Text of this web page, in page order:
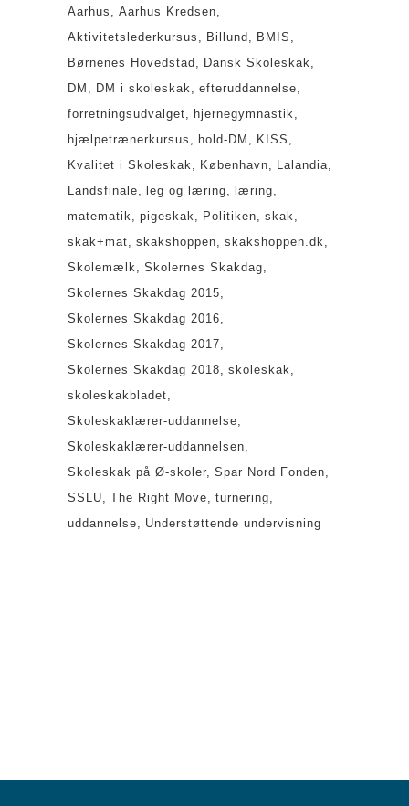
Aarhus
Aarhus Kredsen
Aktivitetslederkursus
Billund
BMIS
Børnenes Hovedstad
Dansk Skoleskak
DM
DM i skoleskak
efteruddannelse
forretningsudvalget
hjernegymnastik
hjælpetrænerkursus
hold-DM
KISS
Kvalitet i Skoleskak
København
Lalandia
Landsfinale
leg og læring
læring
matematik
pigeskak Politiken
skak
skak+mat
skakshoppen
skakshoppen.dk
Skolemælk
Skolernes Skakdag
Skolernes Skakdag 2015
Skolernes Skakdag 2016
Skolernes Skakdag 2017
Skolernes Skakdag 2018
skoleskak
skoleskakbladet
Skoleskaklærer-uddannelse
Skoleskaklærer-uddannelsen
Skoleskak på Ø-skoler Spar Nord Fonden
SSLU
The Right Move
turnering
uddannelse
Understøttende undervisning